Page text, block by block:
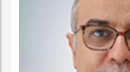
الأمريكية بالقاهرة.